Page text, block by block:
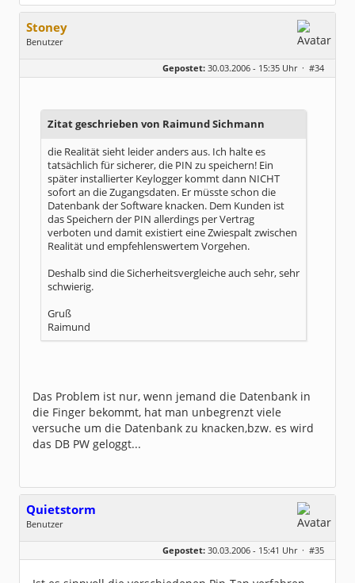
Stoney
Benutzer
Dabei seit:
07 / 2004
Gepostet: 30.03.2006 - 15:35 Uhr · #34
Zitat geschrieben von Raimund Sichmann
die Realität sieht leider anders aus. Ich halte es
tatsächlich für sicherer, die PIN zu speichern! Ein
später installierter Keylogger kommt dann NICHT
sofort an die Zugangsdaten. Er müsste schon die
Datenbank der Software knacken. Dem Kunden ist
das Speichern der PIN allerdings per Vertrag
verboten und damit existiert eine Zwiespalt zwischen
Realität und empfehlenswertem Vorgehen.
Deshalb sind die Sicherheitsvergleiche auch sehr, sehr
schwierig.
Gruß
Raimund
Das Problem ist nur, wenn jemand die Datenbank in
die Finger bekommt, hat man unbegrenzt viele
versuche um die Datenbank zu knacken,bzw. es wird
das DB PW geloggt...
Quietstorm
Benutzer
Geschlecht:
keine Angabe
Dabei seit:
03 / 2006
Gepostet: 30.03.2006 - 15:41 Uhr · #35